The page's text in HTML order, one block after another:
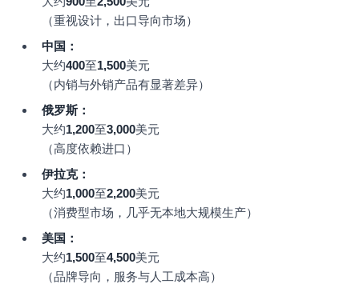
（重视设计，出口导向市场）
中国：
大约400至1,500美元
（内销与外销产品有显著差异）
俄罗斯：
大约1,200至3,000美元
（高度依赖进口）
伊拉克：
大约1,000至2,200美元
（消费型市场，几乎无本地大规模生产）
美国：
大约1,500至4,500美元
（品牌导向，服务与人工成本高）